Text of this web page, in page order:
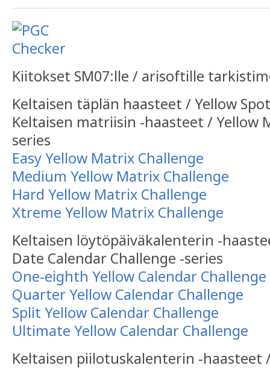
Kiitokset SM07:lle / arisoftille
Keltaisen täplän haasteet / Yellow
Keltaisen matriisin -haasteet / Yellow
series
Easy Yellow Matrix Challenge
Medium Yellow Matrix Challenge
Hard Yellow Matrix Challenge
Xtreme Yellow Matrix Challenge
Keltaisen löytöpäiväkalenterin -
Date Calendar Challenge -series
One-eighth Yellow Calendar Challenge
Quarter Yellow Calendar Challenge
Split Yellow Calendar Challenge
Ultimate Yellow Calendar Challenge
Keltaisen piilotuskalenterin -haasteet